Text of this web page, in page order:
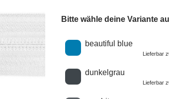
Bitte wähle deine Variante
Wähle eine Farbe
beautiful blue
Lieferbar
dunkelgrau
Lieferbar